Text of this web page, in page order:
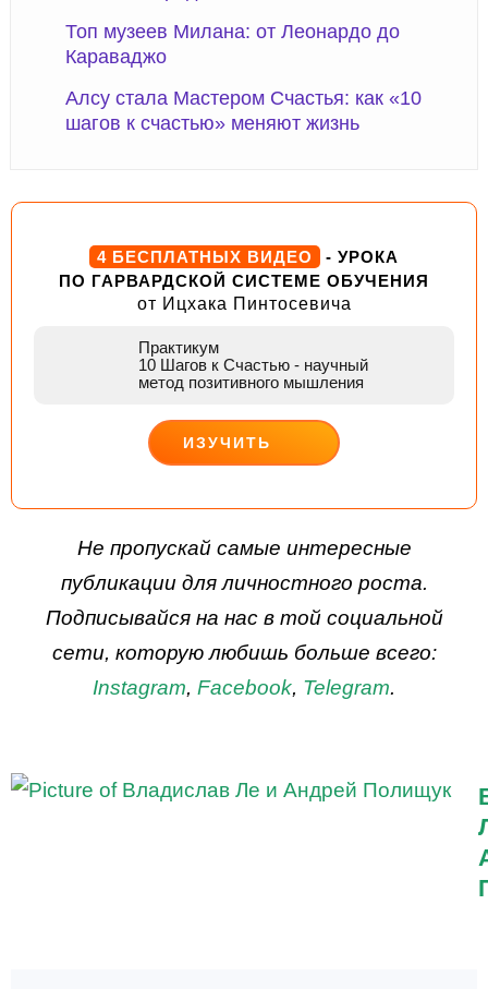
Топ музеев Милана: от Леонардо до
Караваджо
Алсу стала Мастером Счастья: как «10
шагов к счастью» меняют жизнь
4 БЕСПЛАТНЫХ ВИДЕО
- УРОКА
ПО ГАРВАРДСКОЙ СИСТЕМЕ ОБУЧЕНИЯ
от Ицхака Пинтосевича
Практикум
10 Шагов к Счастью - научный
метод позитивного мышления
ИЗУЧИТЬ
Не пропускай самые интересные
публикации для личностного роста.
Подписывайся на нас в той социальной
сети, которую любишь больше всего:
Instagram, Facebook, Telegram.